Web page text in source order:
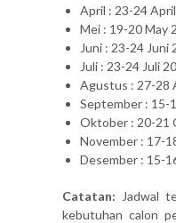
April : 23-24
Mei : 19-20 May
Juni : 23-24 Juni
Juli : 23-24 Juli
Agustus : 27-28
September : 15-
Oktober : 20-21
November : 17-
Desember : 15-
Catatan: Jadwal
kebutuhan calon